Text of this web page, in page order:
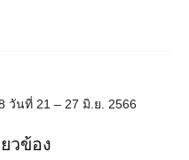
วันที่ 21 – 27 มิ.ย. 2566
วข้อง